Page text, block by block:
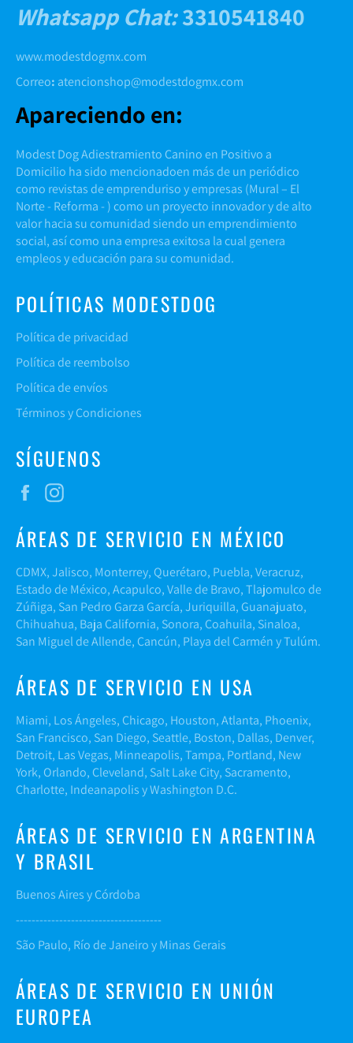
Whatsapp Chat:3310541840
www.modestdogmx.com
Correo: atencionshop@modestdogmx.com
Apareciendo en:
Modest Dog Adiestramiento Canino en Positivo a
Domicilio ha sido mencionadoen más de un periódico
como revistas de emprenduriso y empresas (Mural– El
Norte - Reforma- ) como un proyecto innovador y de alto
valor hacia su comunidad siendo un emprendimiento
social, así como una empresa exitosa la cual genera
empleos y educación para su comunidad.
POLÍTICAS MODESTDOG
Política de privacidad
Política de reembolso
Política de envíos
Términos y Condiciones
SÍGUENOS
Facebook
ÁREAS DE SERVICIO EN MÉXICO
CDMX, Jalisco, Monterrey, Querétaro, Puebla, Veracruz,
Estado de México, Acapulco, Valle de Bravo, Tlajomulco de
Zúñiga, San Pedro Garza García, Juriquilla, Guanajuato,
Chihuahua, Baja California, Sonora, Coahuila, Sinaloa,
San Miguel de Allende, Cancún, Playa del Carmén y Tulúm.
ÁREAS DE SERVICIO EN USA
Miami, Los Ángeles, Chicago, Houston, Atlanta, Phoenix,
San Francisco, San Diego, Seattle, Boston, Dallas, Denver,
Detroit, Las Vegas, Minneapolis, Tampa, Portland, New
York, Orlando, Cleveland, Salt Lake City, Sacramento,
Charlotte, Indeanapolis y Washington D.C.
ÁREAS DE SERVICIO EN ARGENTINA
Y BRASIL
Buenos Aires y Córdoba
-------------------------------------
São Paulo, Río de Janeiro y Minas Gerais
ÁREAS DE SERVICIO EN UNIÓN
EUROPEA